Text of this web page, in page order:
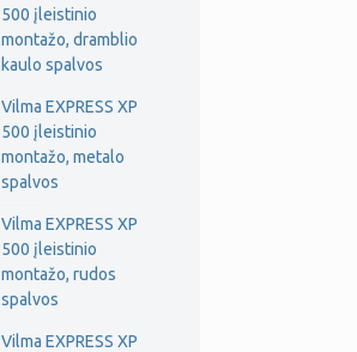
500 įleistinio
montažo, dramblio
kaulo spalvos
Vilma EXPRESS XP
500 įleistinio
montažo, metalo
spalvos
Vilma EXPRESS XP
500 įleistinio
montažo, rudos
spalvos
Vilma EXPRESS XP